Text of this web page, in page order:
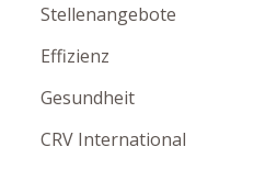
Stellenangebote
Effizienz
Gesundheit
CRV International